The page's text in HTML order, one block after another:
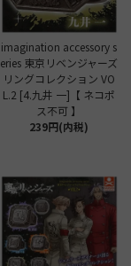
imagination accessory s
eries 東京リベンジャーズ
リングコレクション VO
L.2 [4.九井 一]【 ネコポ
ス不可 】
239円(内税)